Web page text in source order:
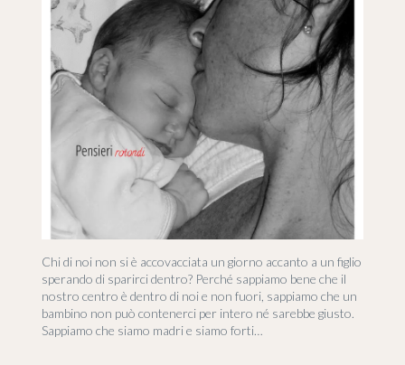
Chi di noi non si è accovacciata un giorno accanto a un figlio
sperando di sparirci dentro? Perché sappiamo bene che il
nostro centro è dentro di noi e non fuori, sappiamo che un
bambino non può contenerci per intero né sarebbe giusto.
Sappiamo che siamo madri e siamo forti…